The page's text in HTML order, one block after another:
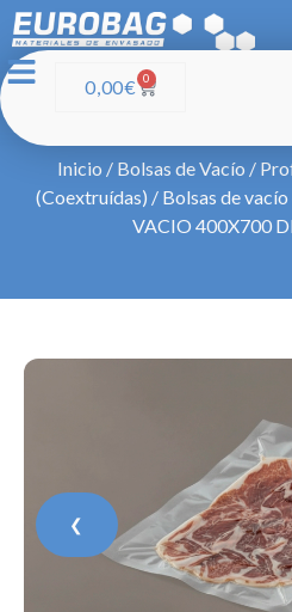
0,00€ 0
Inicio / Bolsas de Vacío /
(Coextruídas) / Bolsas de
VACIO 400X700
❮